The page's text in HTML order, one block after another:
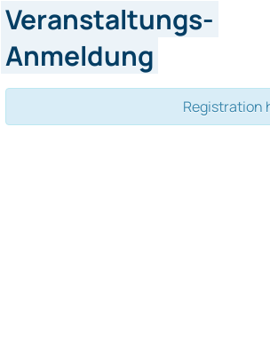
Veranstaltungs-
Anmeldung
Registration